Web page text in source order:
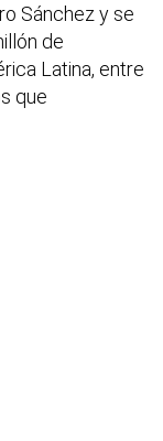
Sánchez y se
de
Latina, entre
que